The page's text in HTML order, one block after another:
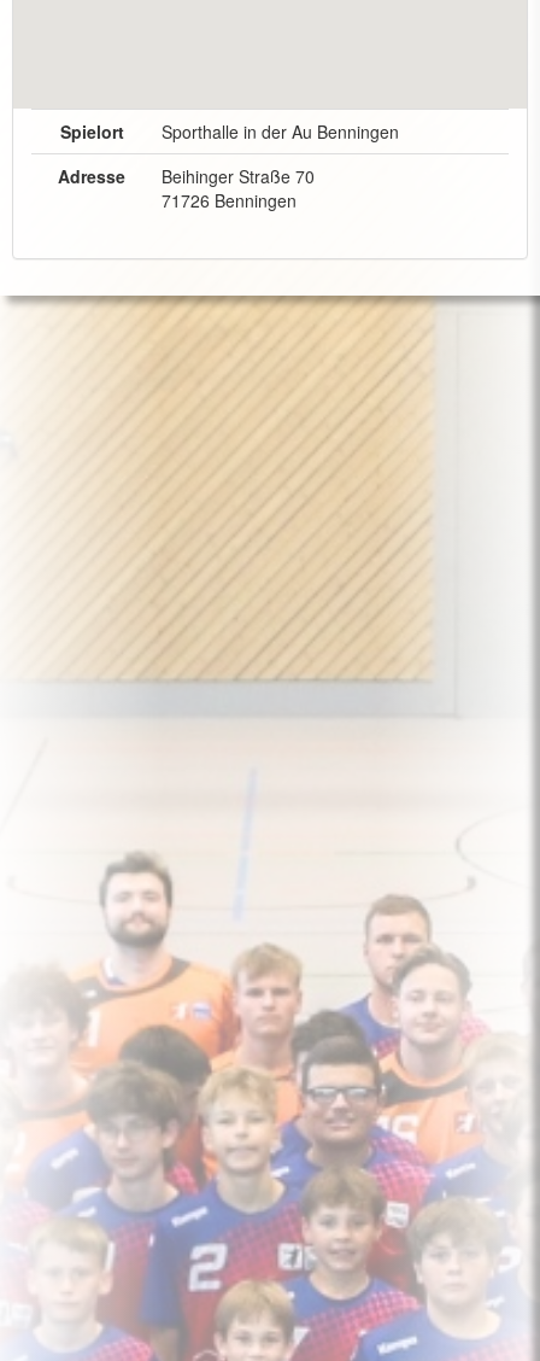
Spielort
Sporthalle in der Au Benningen
Adresse
Beihinger Straße 70
71726 Benningen